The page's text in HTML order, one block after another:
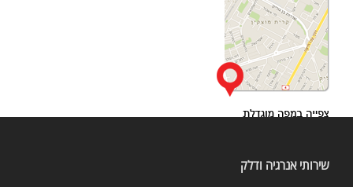
שירותי אנרגיה ודלק